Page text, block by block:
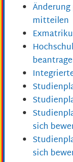
mitteilen
sich
sich